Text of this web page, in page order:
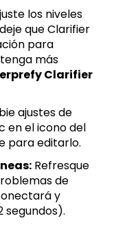
los niveles
que Clarifier
para
más
Clarifier
ajustes de
en el icono del
para editarlo.
Refresque
de
y
segundos).